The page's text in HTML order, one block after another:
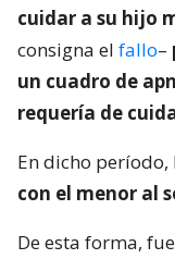
cuidar a su hijo
consigna el fallo–
un cuadro de
requería de
En dicho
con el menor al
De esta forma, fue